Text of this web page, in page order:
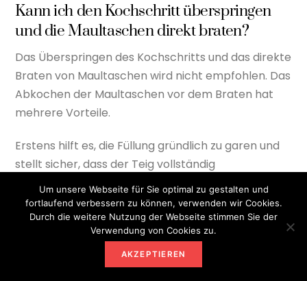
Kann ich den Kochschritt überspringen
und die Maultaschen direkt braten?
Das Überspringen des Kochschritts und das direkte
Braten von Maultaschen wird nicht empfohlen. Das
Abkochen der Maultaschen vor dem Braten hat
mehrere Vorteile.
Erstens hilft es, die Füllung gründlich zu garen und
stellt sicher, dass der Teig vollständig
durchgekocht ist. Darüber hinaus hilft das
Abkochen, den Teig zu erweichen und die Textur
der Maultaschen zu verbessern.
Obwohl alternative Bratmethoden existieren
mögen, ist es ratsam, der traditionellen Methode
Um unsere Webseite für Sie optimal zu gestalten und
fortlaufend verbessern zu können, verwenden wir Cookies.
Durch die weitere Nutzung der Webseite stimmen Sie der
Verwendung von Cookies zu.
AKZEPTIEREN